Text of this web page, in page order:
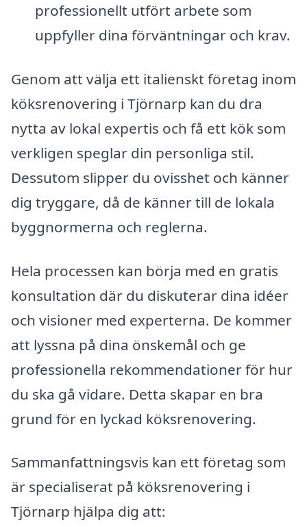
professionellt utfört arbete som
uppfyller dina förväntningar och krav.
Genom att välja ett italienskt företag inom
köksrenovering i Tjörnarp kan du dra
nytta av lokal expertis och få ett kök som
verkligen speglar din personliga stil.
Dessutom slipper du ovisshet och känner
dig tryggare, då de känner till de lokala
byggnormerna och reglerna.
Hela processen kan börja med en gratis
konsultation där du diskuterar dina idéer
och visioner med experterna. De kommer
att lyssna på dina önskemål och ge
professionella rekommendationer för hur
du ska gå vidare. Detta skapar en bra
grund för en lyckad köksrenovering.
Sammanfattningsvis kan ett företag som
är specialiserat på köksrenovering i
Tjörnarp hjälpa dig att: